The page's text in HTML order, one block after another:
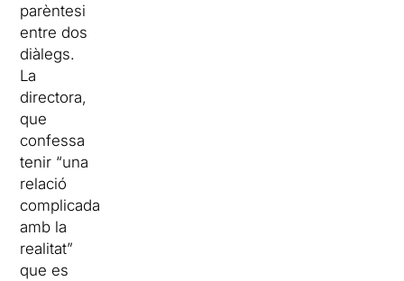
parèntesi
entre dos
diàlegs.
La
directora,
que
confessa
tenir “una
relació
complicada
amb la
realitat”
que es